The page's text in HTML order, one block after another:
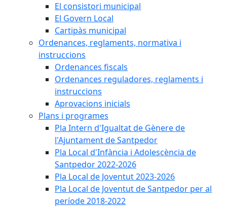
El consistori municipal
El Govern Local
Cartipàs municipal
Ordenances, reglaments, normativa i
instruccions
Ordenances fiscals
Ordenances reguladores, reglaments i
instruccions
Aprovacions inicials
Plans i programes
Pla Intern d'Igualtat de Gènere de
l'Ajuntament de Santpedor
Pla Local d'Infància i Adolescència de
Santpedor 2022-2026
Pla Local de Joventut 2023-2026
Pla Local de Joventut de Santpedor per al
període 2018-2022